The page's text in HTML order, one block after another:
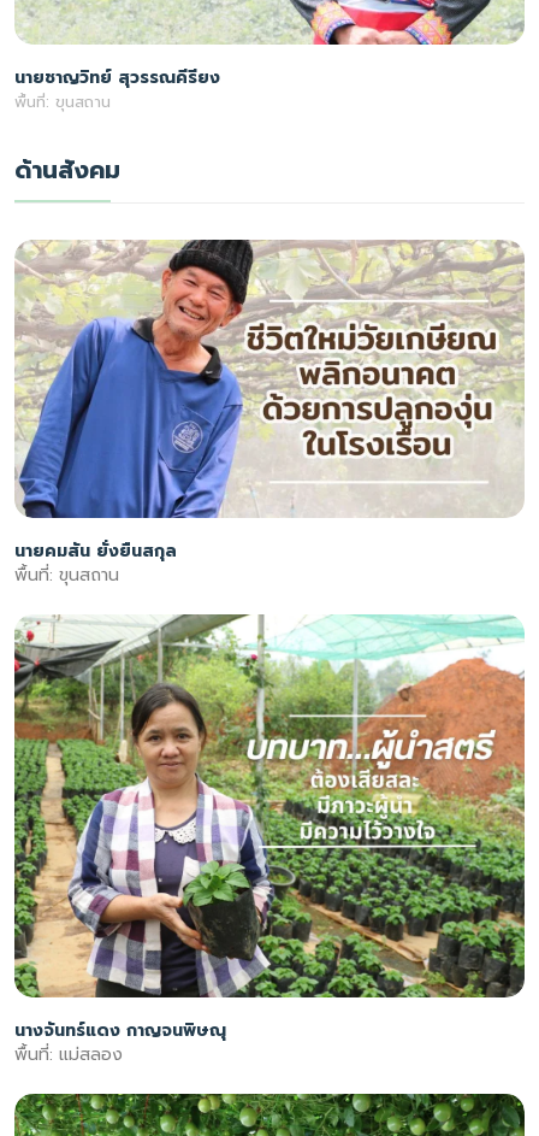
นายชาญวิทย์ สุวรรณคีรียง
พื้นที่: ขุนสถาน
ด้านสังคม
นายคมสัน ยั่งยืนสกุล
พื้นที่: ขุนสถาน
นางจันทร์แดง กาญจนพิษณุ
พื้นที่: แม่สลอง